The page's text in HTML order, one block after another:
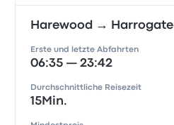
Harewood → Harrogate
Erste und letzte Abfahrten
06:35 — 23:42
Durchschnittliche Reisezeit
15Min.